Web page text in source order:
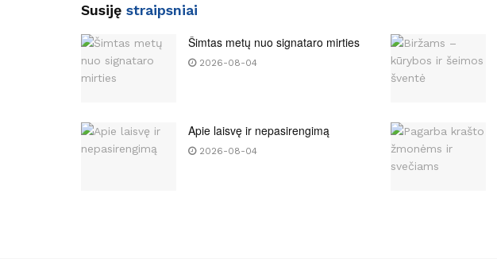
Susiję straipsniai
Šimtas metų nuo signataro mirties
2026-08-04
Apie laisvę ir nepasirengimą
2026-08-04